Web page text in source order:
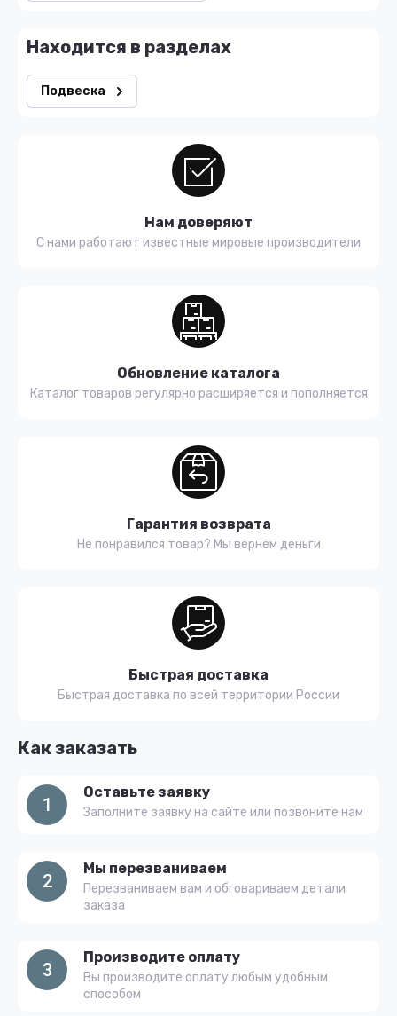
Находится в разделах
Подвеска
Как заказать
1
Оставьте заявку
Заполните заявку на сайте или позвоните нам
2
Мы перезваниваем
Перезваниваем вам и обговариваем детали
заказа
3
Производите оплату
Вы производите оплату любым удобным
способом
Нам доверяют
С нами работают известные мировые производители
Обновление каталога
Каталог товаров регулярно расширяется и пополняется
Гарантия возврата
Не понравился товар? Мы вернем деньги
Быстрая доставка
Быстрая доставка по всей территории России